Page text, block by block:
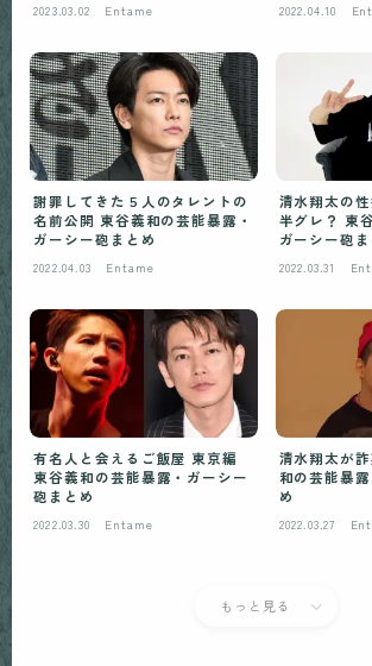
2023.03.02 Entame 2022.04.10
謝罪してきた５人のタレントの
名前公開 東谷義和の芸能暴露・
ガーシー砲まとめ
2022.04.03 Entame
清水翔太の
半グレ？ 東
ガーシー砲
2022.03.31
有名人と会えるご飯屋 東京編
東谷義和の芸能暴露・ガーシー
砲まとめ￼
2022.03.30 Entame
清水翔太が詐欺
和の芸能暴
め
2022.03.27
もっと見る